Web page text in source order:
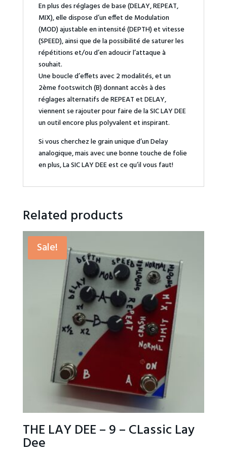
En plus des réglages de base (DELAY, REPEAT,
MIX), elle dispose d’un effet de Modulation
(MOD) ajustable en intensité (DEPTH) et vitesse
(SPEED), ainsi que de la possibilité de saturer les
répétitions et/ou d’en adoucir l’attaque à
souhait.
Une boucle d’effets avec 2 modalités, et un
2ème footswitch (B) donnant accès à des
réglages alternatifs de REPEAT et DELAY,
viennent se rajouter pour faire de la SIC LAY DEE
un outil encore plus polyvalent et inspirant.
Si vous cherchez le grain unique d’un Delay
analogique, mais avec une bonne touche de folie
en plus, La SIC LAY DEE est ce qu’il vous faut!
Related products
Sale!
THE LAY DEE – 9 – CLassic Lay
Dee